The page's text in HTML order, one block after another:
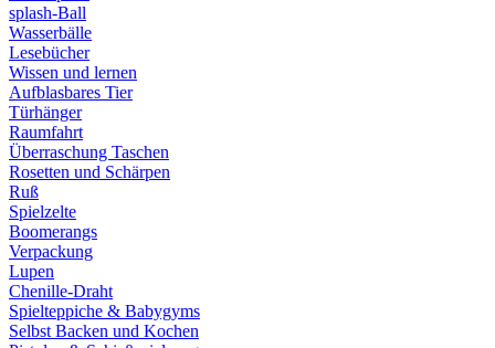
splash-Ball
Wasserbälle
Lesebücher
Wissen und lernen
Aufblasbares Tier
Türhänger
Raumfahrt
Überraschung Taschen
Rosetten und Schärpen
Ruß
Spielzelte
Boomerangs
Verpackung
Lupen
Chenille-Draht
Spielteppiche & Babygyms
Selbst Backen und Kochen